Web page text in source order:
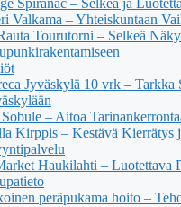
Spiranac – Selkeä ja
Valkama – Yhteiskuntaan
Tourutorni – Selkeä
Jyväskylä 10 vrk – Tarkka
– Aitoa
Kirppis – Kestävä Kierrätys
Haukilahti – Luotettava
peräpukama hoito –